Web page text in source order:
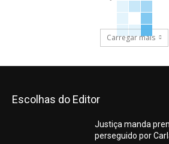
Carregar mais
Escolhas do Editor
Justiça manda
perseguido por